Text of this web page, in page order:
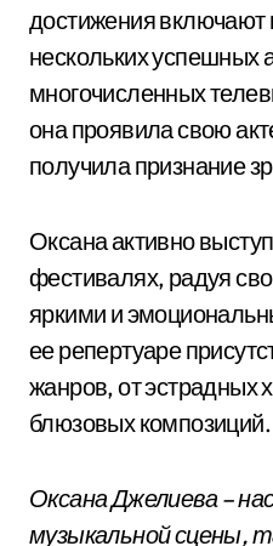
достижения включают
нескольких успешных
многочисленных
она проявила свою
получила признание
Оксана активно
фестивалях, радуя
яркими и
ее репертуаре
жанров, от эстрадных
блюзовых композиций.
Оксана Джелиева –
музыкальной сцены,